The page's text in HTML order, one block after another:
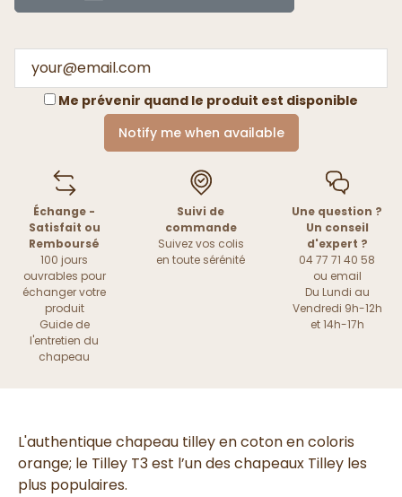
Me prévenir quand le produit est disponible
Notify me when available
Échange -
Satisfait ou
Remboursé
100 jours
ouvrables pour
échanger votre
produit
Guide de
l'entretien du
chapeau
Suivi de
commande
Suivez vos colis
en toute sérénité
Une question ?
Un conseil
d'expert ?
04 77 71 40 58
ou email
Du Lundi au
Vendredi 9h-12h
et 14h-17h
L'authentique chapeau tilley en coton en coloris
orange; le Tilley T3 est l’un des chapeaux Tilley les
plus populaires.